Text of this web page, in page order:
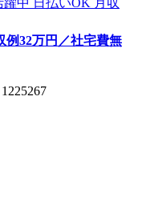
例32万円／社宅費無